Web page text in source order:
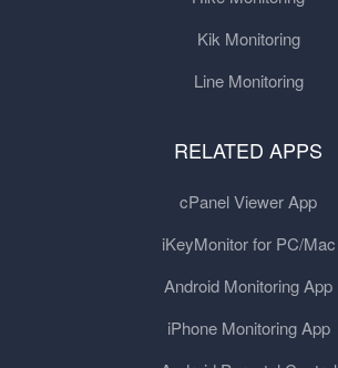
Kik Monitoring
Line Monitoring
RELATED APPS
cPanel Viewer App
iKeyMonitor for PC/Mac
Android Monitoring App
iPhone Monitoring App